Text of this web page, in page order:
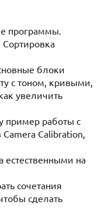
программы.
Сортировка
блоки
с тоном, кривыми,
увеличить
пример работы с
Calibration,
естественными на
сочетания
сделать